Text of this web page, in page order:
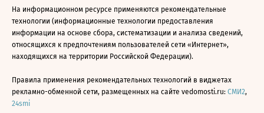
На информационном ресурсе применяются рекомендательные
технологии (информационные технологии предоставления
информации на основе сбора, систематизации и анализа сведений,
относящихся к предпочтениям пользователей сети «Интернет»,
находящихся на территории Российской Федерации).
Правила применения рекомендательных технологий в виджетах
рекламно-обменной сети, размещенных на сайте vedomosti.ru: СМИ2,
24smi